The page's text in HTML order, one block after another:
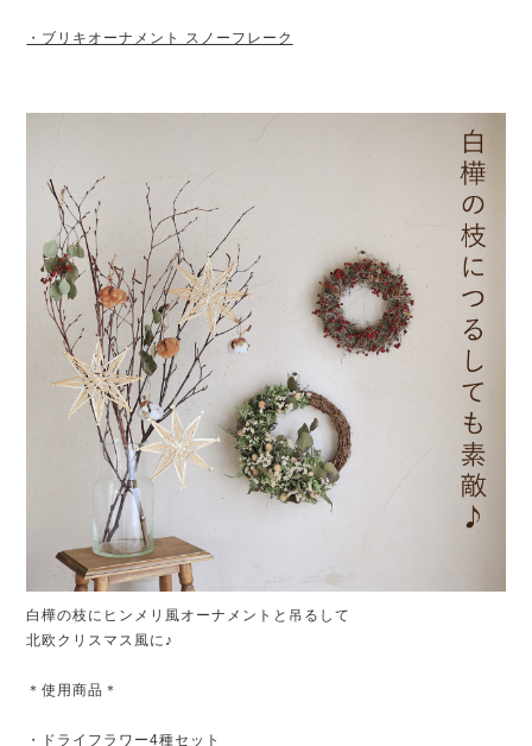
・ブリキオーナメント スノーフレーク
白樺の枝にヒンメリ風オーナメントと吊るして
北欧クリスマス風に♪
＊使用商品＊
・ドライフラワー4種セット